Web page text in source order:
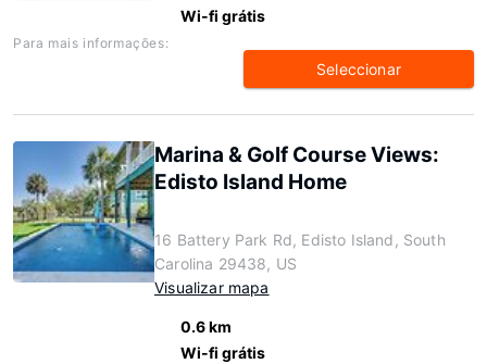
Wi-fi grátis
Para mais informações:
Seleccionar
Marina & Golf Course Views:
Edisto Island Home
16 Battery Park Rd, Edisto Island, South
Carolina 29438, US
Visualizar mapa
0.6 km
Wi-fi grátis